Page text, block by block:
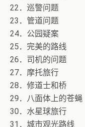
22．巡警问题
23．管道问题
24．公园疑案
25．完美的路线
26．司机的问题
27．摩托旅行
28．修道士和桥
29．八面体上的苍蝇
30．水星球旅行
31．城市观光路线